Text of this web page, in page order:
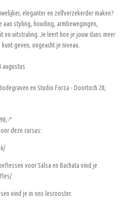
eleganter en zelfverzekerder maken?
aan styling, houding, armbewegingen,
en uitstraling. Je leert hoe je jouw dans meer
geven, ongeacht je niveau.
augustus
en Studio Forza - Doortoch 20,
*
deze cursus:
voor Salsa en Bachata vind je
vind je in ons lesrooster.